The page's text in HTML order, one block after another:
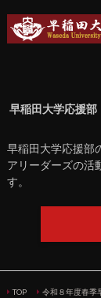
早稲田大学応援部
早稲田大学応援部
アリーダーズの活
す。
TOP 令和８年度春季